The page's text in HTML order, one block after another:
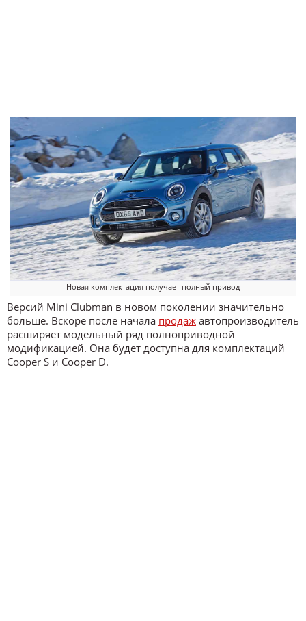
Новая комплектация получает полный привод
Версий Mini Clubman в новом поколении значительно
больше. Вскоре после начала продаж автопроизводитель
расширяет модельный ряд полноприводной
модификацией. Она будет доступна для комплектаций
Cooper S и Cooper D.